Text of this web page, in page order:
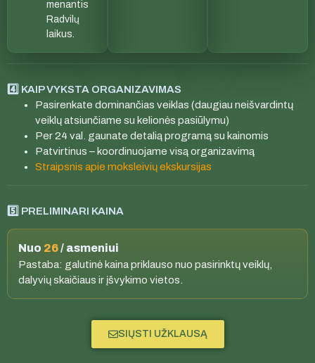
menantis
Radvilų
laikus.
4️⃣ KAIP VYKSTA ORGANIZAVIMAS
Pasirenkate dominančias veiklas (daugiau neišvardintų
veiklų atsiunčiame su kelionės pasiūlymu)
Per 24 val. gaunate detalią programą su kainomis
Patvirtinus – koordinuojame visą organizavimą
Straipsnis apie moksleivių ekskursijas
5️⃣ PRELIMINARI KAINA
Nuo 26/ asmeniui
Pastaba: galutinė kaina priklauso nuo pasirinktų veiklų,
dalyvių skaičiaus ir įšvykimo vietos.
SIŲSTI UŽKLAUSĄ